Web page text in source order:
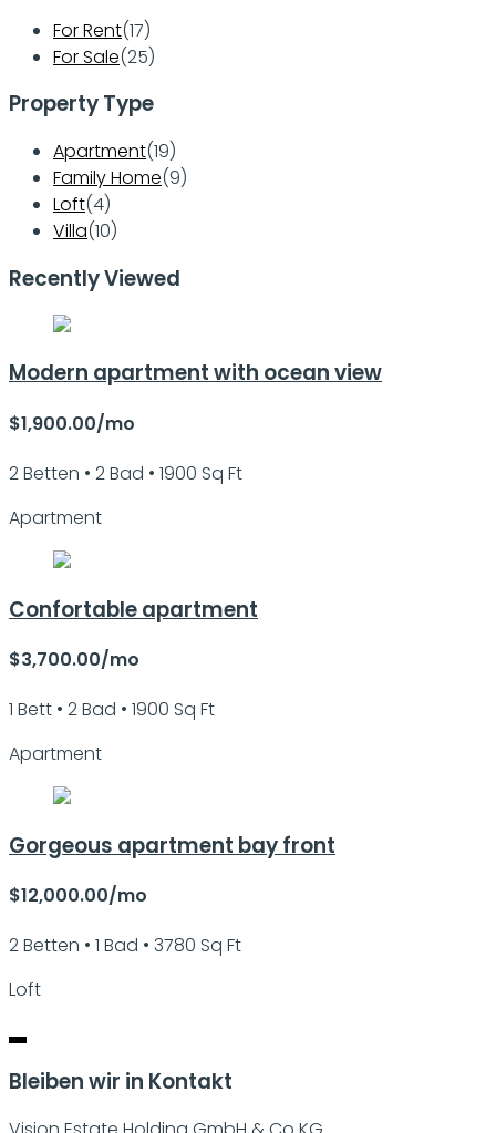
For Rent(17)
For Sale(25)
Property Type
Apartment(19)
Family Home(9)
Loft(4)
Villa(10)
Recently Viewed
Modern apartment with ocean view
$1,900.00/mo
2 Betten • 2 Bad • 1900 Sq Ft
Apartment
Confortable apartment
$3,700.00/mo
1 Bett • 2 Bad • 1900 Sq Ft
Apartment
Gorgeous apartment bay front
$12,000.00/mo
2 Betten • 1 Bad • 3780 Sq Ft
Loft
Bleiben wir in Kontakt